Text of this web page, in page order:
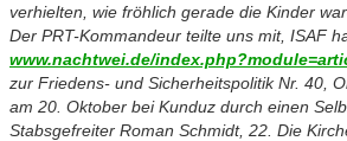
verhielten, wie fröhlich gerade die Kinder
Der PRT-Kommandeur teilte uns mit, ISAF
www.nachtwei.de/
zur Friedens- und Sicherheitspolitik Nr. 40,
am 20. Oktober bei Kunduz durch einen
Stabsgefreiter Roman Schmidt, 22. Die